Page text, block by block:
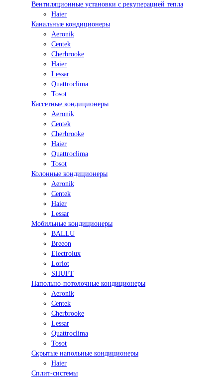
Вентиляционные установки с рекуперацией тепла
Haier
Канальные кондиционеры
Aeronik
Centek
Cherbrooke
Haier
Lessar
Quattroclima
Tosot
Кассетные кондиционеры
Aeronik
Centek
Cherbrooke
Haier
Quattroclima
Tosot
Колонные кондиционеры
Aeronik
Centek
Haier
Lessar
Мобильные кондиционеры
BALLU
Breeon
Electrolux
Loriot
SHUFT
Напольно-потолочные кондиционеры
Aeronik
Centek
Cherbrooke
Lessar
Quattroclima
Tosot
Скрытые напольные кондиционеры
Haier
Сплит-системы